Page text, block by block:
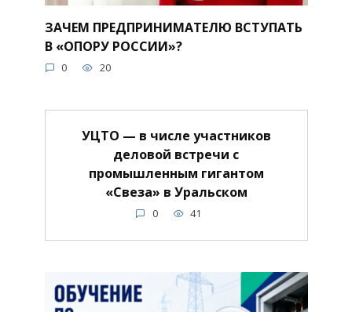
ЗАЧЕМ ПРЕДПРИНИМАТЕЛЮ ВСТУПАТЬ
В «ОПОРУ РОССИИ»?
0 20
УЦТО — в числе участников
деловой встречи с
промышленным гигантом
«Свеза» в Уральском
0 41